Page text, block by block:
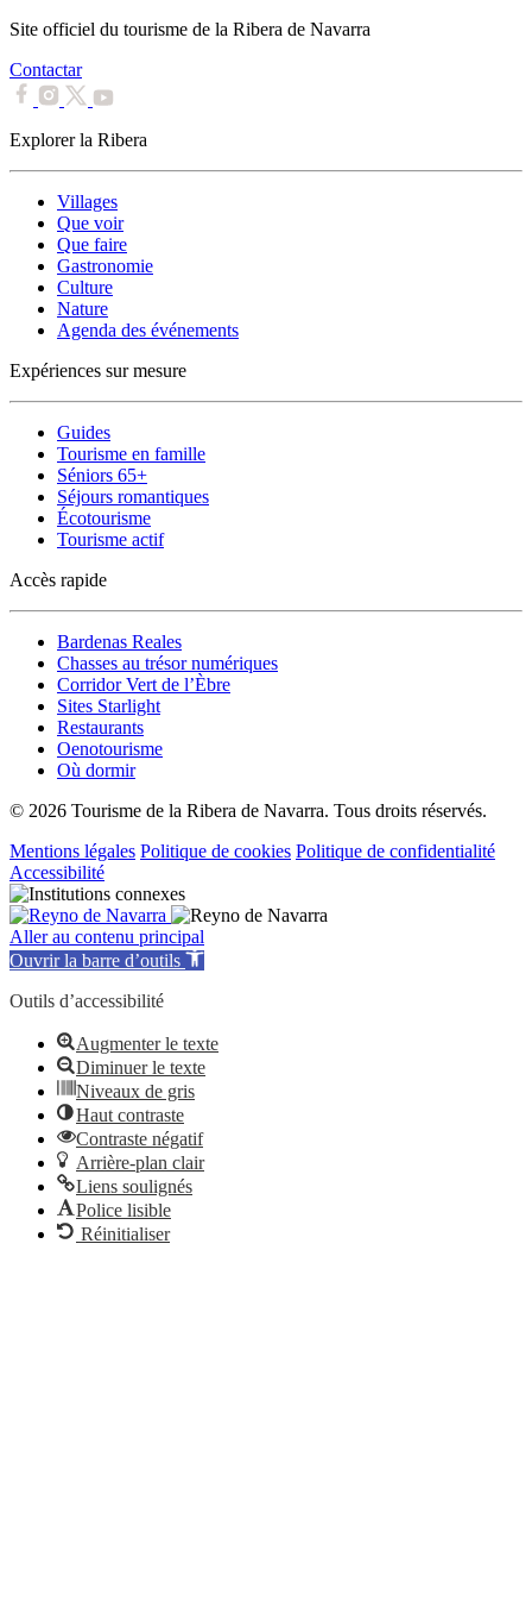
Site officiel du tourisme de la Ribera de Navarra
Contactar
Explorer la Ribera
Villages
Que voir
Que faire
Gastronomie
Culture
Nature
Agenda des événements
Expériences sur mesure
Guides
Tourisme en famille
Séniors 65+
Séjours romantiques
Écotourisme
Tourisme actif
Accès rapide
Bardenas Reales
Chasses au trésor numériques
Corridor Vert de l’Èbre
Sites Starlight
Restaurants
Oenotourisme
Où dormir
© 2026 Tourisme de la Ribera de Navarra. Tous droits réservés.
Mentions légales Politique de cookies Politique de confidentialité
Accessibilité
Aller au contenu principal
Ouvrir la barre d’outils
Outils d’accessibilité
Augmenter le texte
Diminuer le texte
Niveaux de gris
Haut contraste
Contraste négatif
Arrière-plan clair
Liens soulignés
Police lisible
Réinitialiser